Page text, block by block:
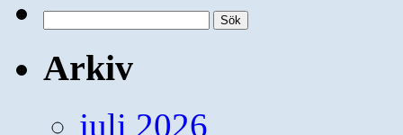
efter:
Arkiv
juli 2026